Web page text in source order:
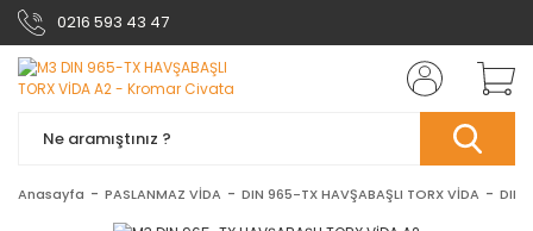
0216 593 43 47
Anasayfa PASLANMAZ VİDA DIN 965-TX HAVŞABAŞLI TORX VİDA DIN